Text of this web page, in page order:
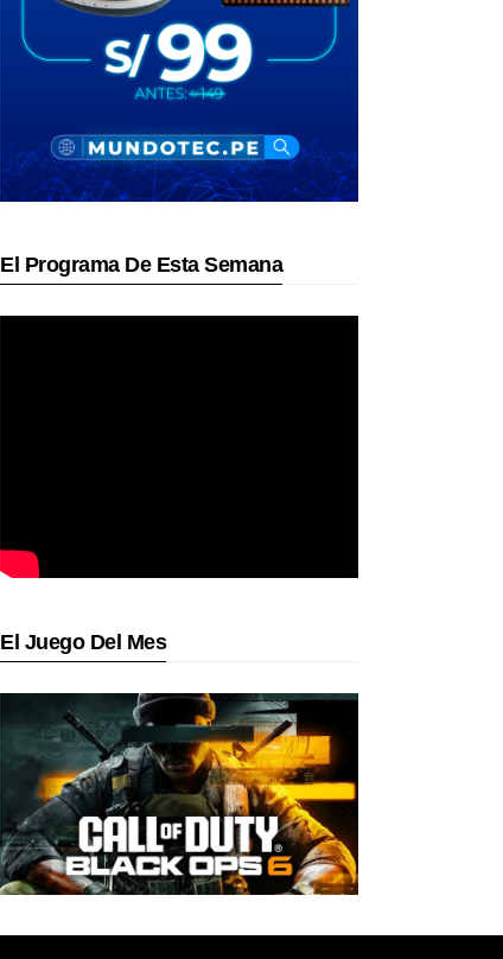
El Programa De Esta Semana
El Juego Del Mes